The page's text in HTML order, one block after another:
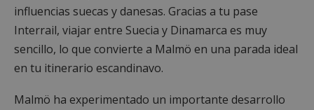
influencias suecas y danesas. Gracias a tu pase
Interrail, viajar entre Suecia y Dinamarca es muy
sencillo, lo que convierte a Malmö en una parada ideal
en tu itinerario escandinavo.
Malmö ha experimentado un importante desarrollo